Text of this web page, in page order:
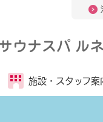
サウナスパ ル
施設・ スタッフ案